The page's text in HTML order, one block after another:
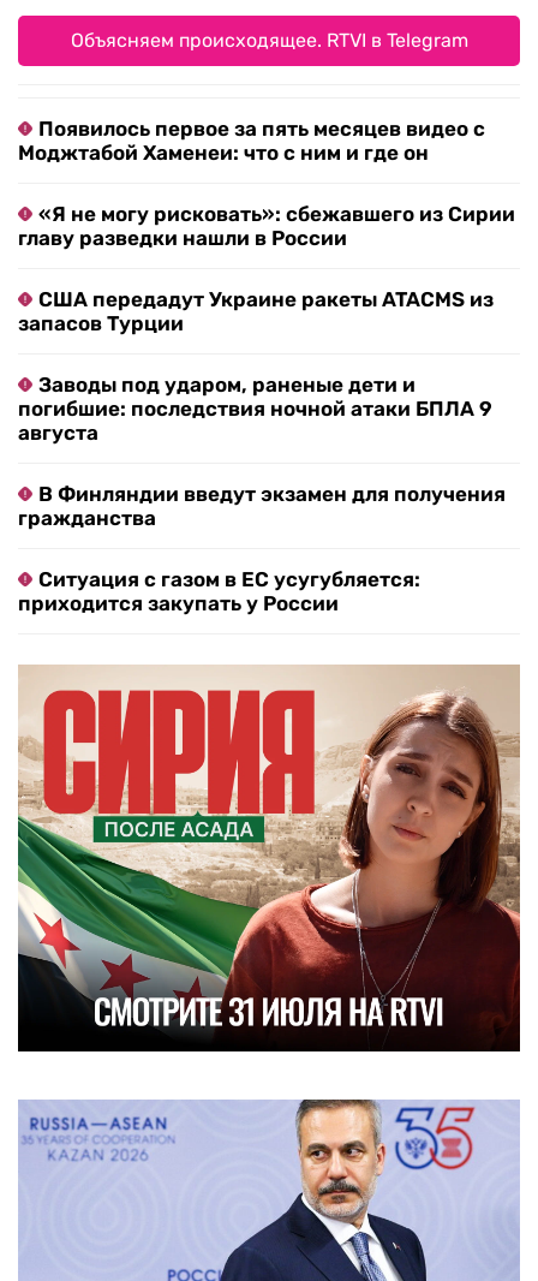
Объясняем происходящее. RTVI в Telegram
Появилось первое за пять месяцев видео с
Моджтабой Хаменеи: что с ним и где он
«Я не могу рисковать»: сбежавшего из Сирии
главу разведки нашли в России
США передадут Украине ракеты ATACMS из
запасов Турции
Заводы под ударом, раненые дети и
погибшие: последствия ночной атаки БПЛА 9
августа
В Финляндии введут экзамен для получения
гражданства
Ситуация с газом в ЕС усугубляется:
приходится закупать у России